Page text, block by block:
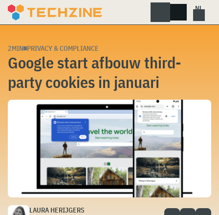
Skip
2MIN PRIVACY & COMPLIANCE
Google start afbouw third-
party cookies in januari
LAURA HERIJGERS